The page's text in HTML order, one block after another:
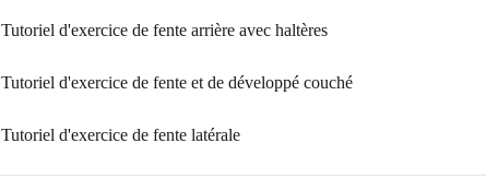
Tutoriel d'exercice de fente arrière avec haltères
Tutoriel d'exercice de fente et de développé couché
Tutoriel d'exercice de fente latérale